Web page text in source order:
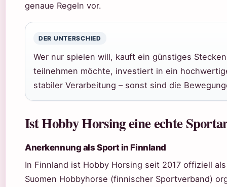
genaue Regeln vor.
DER UNTERSCHIED
Wer nur spielen will, kauft ein günstiges
teilnehmen möchte, investiert in ein
stabiler Verarbeitung – sonst sind die
Ist Hobby Horsing eine echte
Anerkennung als Sport in Finnland
In Finnland ist Hobby Horsing seit 2017 offiziell
Suomen Hobbyhorse (finnischer Sportverband)